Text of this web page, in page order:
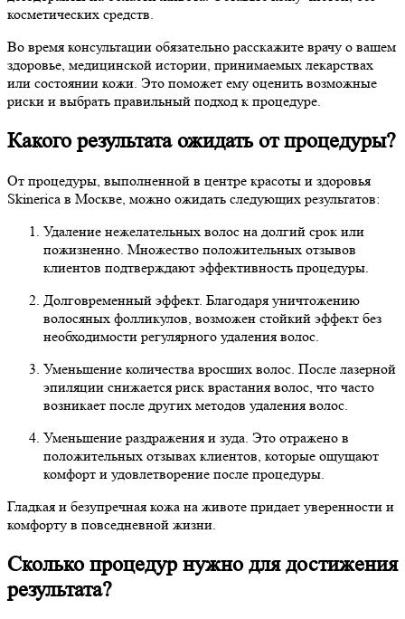
косметических средств.
Во время консультации обязательно расскажите врачу о вашем
здоровье, медицинской истории, принимаемых лекарствах
или состоянии кожи. Это поможет ему оценить возможные
риски и выбрать правильный подход к процедуре.
Какого результата ожидать от процедуры?
От процедуры, выполненной в центре красоты и здоровья
Skinerica в Москве, можно ожидать следующих результатов:
Удаление нежелательных волос на долгий срок или
пожизненно. Множество положительных отзывов
клиентов подтверждают эффективность процедуры.
Долговременный эффект. Благодаря уничтожению
волосяных фолликулов, возможен стойкий эффект без
необходимости регулярного удаления волос.
Уменьшение количества вросших волос. После лазерной
эпиляции снижается риск врастания волос, что часто
возникает после других методов удаления волос.
Уменьшение раздражения и зуда. Это отражено в
положительных отзывах клиентов, которые ощущают
комфорт и удовлетворение после процедуры.
Гладкая и безупречная кожа на животе придает уверенности и
комфорту в повседневной жизни.
Сколько процедур нужно для достижения
результата?